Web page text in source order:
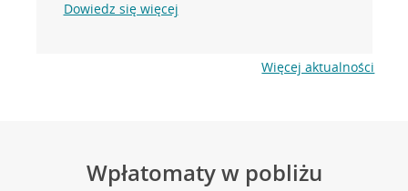
Dowiedz się więcej
Więcej aktualności
Wpłatomaty w pobliżu